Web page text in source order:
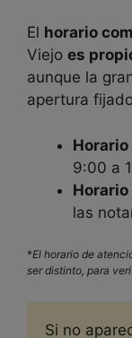
El horario
Viejo es
aunque la
apertura
9:00 a
las
*El horario de
ser distinto, para
Si no